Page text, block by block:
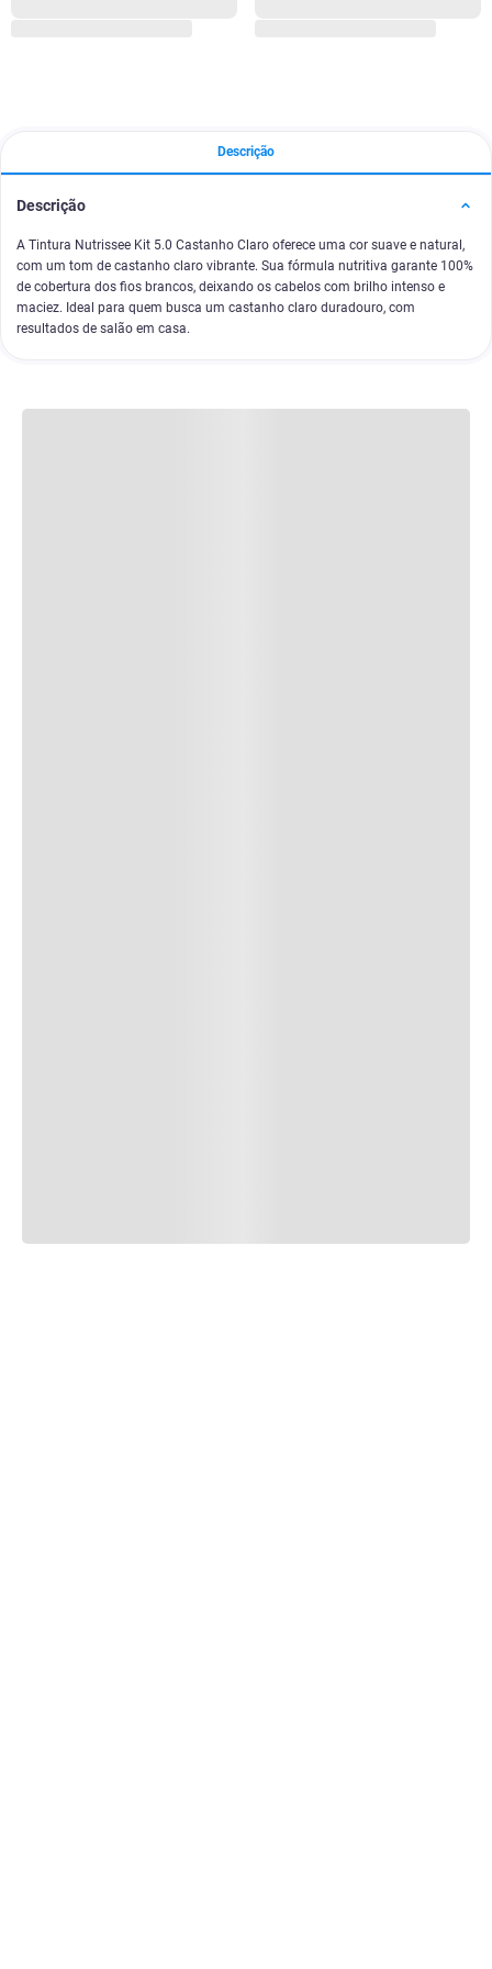
Descrição
Descrição
A Tintura Nutrissee Kit 5.0 Castanho Claro oferece uma cor suave e natural,
com um tom de castanho claro vibrante. Sua fórmula nutritiva garante 100%
de cobertura dos fios brancos, deixando os cabelos com brilho intenso e
maciez. Ideal para quem busca um castanho claro duradouro, com
resultados de salão em casa.